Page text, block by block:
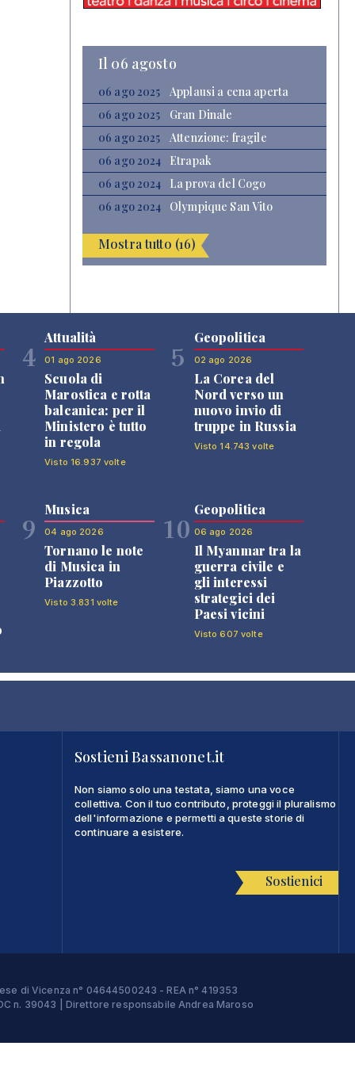
Il 06 agosto
06 ago 2025
Applausi a cena aperta
06 ago 2025
Gran Dinale
06 ago 2025
Attenzione: fragile
06 ago 2024
Etrapak
06 ago 2024
La prova del Cogo
06 ago 2024
Olympique San Vito
Mostra tutto (16)
4
Attualità
01 ago 2026
Scuola di
Marostica e rotta
balcanica: per il
Ministero è tutto
in regola
Visto 16.937 volte
5
Geopolitica
02 ago 2026
La Corea del
Nord verso un
nuovo invio di
truppe in Russia
Visto 14.743 volte
9
Musica
04 ago 2026
Tornano le note
di Musica in
Piazzotto
Visto 3.831 volte
10
Geopolitica
06 ago 2026
Il Myanmar tra la
guerra civile e
gli interessi
strategici dei
Paesi vicini
Visto 607 volte
Sostieni Bassanonet.it
Non siamo solo una testata, siamo una voce
collettiva. Con il tuo contributo, proteggi il pluralismo
dell'informazione e permetti a queste storie di
continuare a esistere.
Sostienici
di Vicenza n° 04644500243 - REA n° 419353
n. 39043 | Direttore responsabile Andrea Maroso